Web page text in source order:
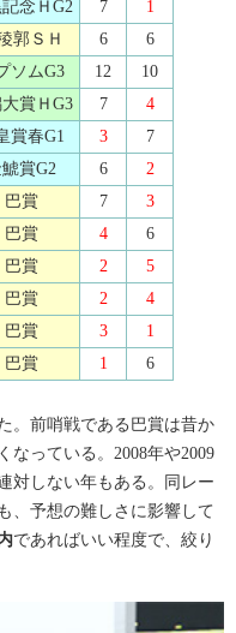
記念ＨG2 7
1
郭ＳＨ 6
6
ソムG3 12 10
賞ＨG3 7
4
賞春G1 3
7
賞G2 6 2
巴賞 7
3
巴賞 4
6
巴賞 2 5
巴賞 2
4
巴賞 3
1
巴賞 1 6
。前哨戦である巴賞は昔か
なっている。2008年や2009
対しない年もある。同レー
、予想の難しさに影響して
であればいい程度で、絞り